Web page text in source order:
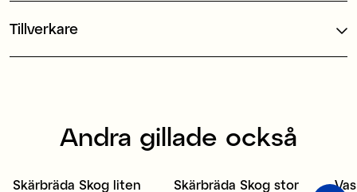
Tillverkare
Andra gillade också
Skärbräda Skog liten Skärbräda Skog stor